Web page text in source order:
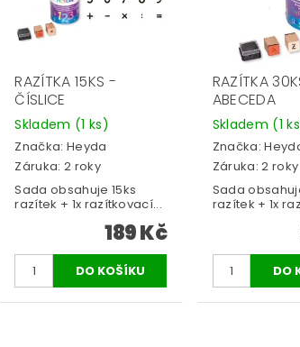
RAZÍTKA 15KS -
ČÍSLICE
Skladem (1 ks)
Značka: Heyda
Záruka: 2 roky
Sada obsahuje 15ks
razítek + 1x razítkovací...
189 Kč
RAZÍTKA
ABECEDA
Skladem (1
Značka:
Záruka: 2 roky
Sada
razítek + 1x